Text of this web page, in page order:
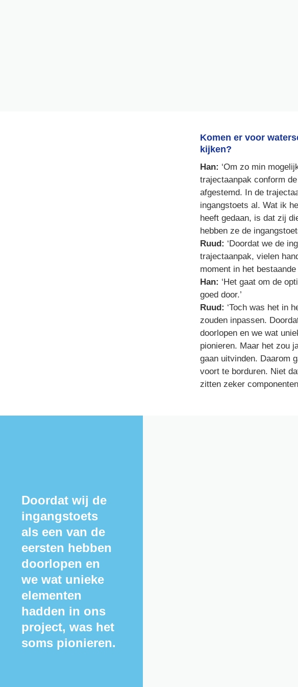
Komen er voor
kijken?
Han: ‘Om zo min
trajectaanpak conform
afgestemd. In de
ingangstoets al. Wat ik
heeft gedaan, is dat zij
Ruud: ‘Doordat we de
trajectaanpak, vielen
Han: ‘Het gaat om de
Ruud: ‘Toch was het in
zouden inpassen.
doorlopen en we wat
pionieren. Maar het zou
gaan uitvinden. Daarom
voort te borduren. Niet
zitten zeker
Doordat wij de
ingangstoets
als een van de
eersten hebben
doorlopen en
we wat unieke
elementen
hadden in ons
project, was het
soms pionieren.